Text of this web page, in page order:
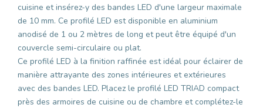
cuisine et insérez-y des bandes LED d'une largeur maximale
de 10 mm. Ce profilé LED est disponible en aluminium
anodisé de 1 ou 2 mètres de long et peut être équipé d'un
couvercle semi-circulaire ou plat.
Ce profilé LED à la finition raffinée est idéal pour éclairer de
manière attrayante des zones intérieures et extérieures
avec des bandes LED. Placez le profilé LED TRIAD compact
près des armoires de cuisine ou de chambre et complétez-le